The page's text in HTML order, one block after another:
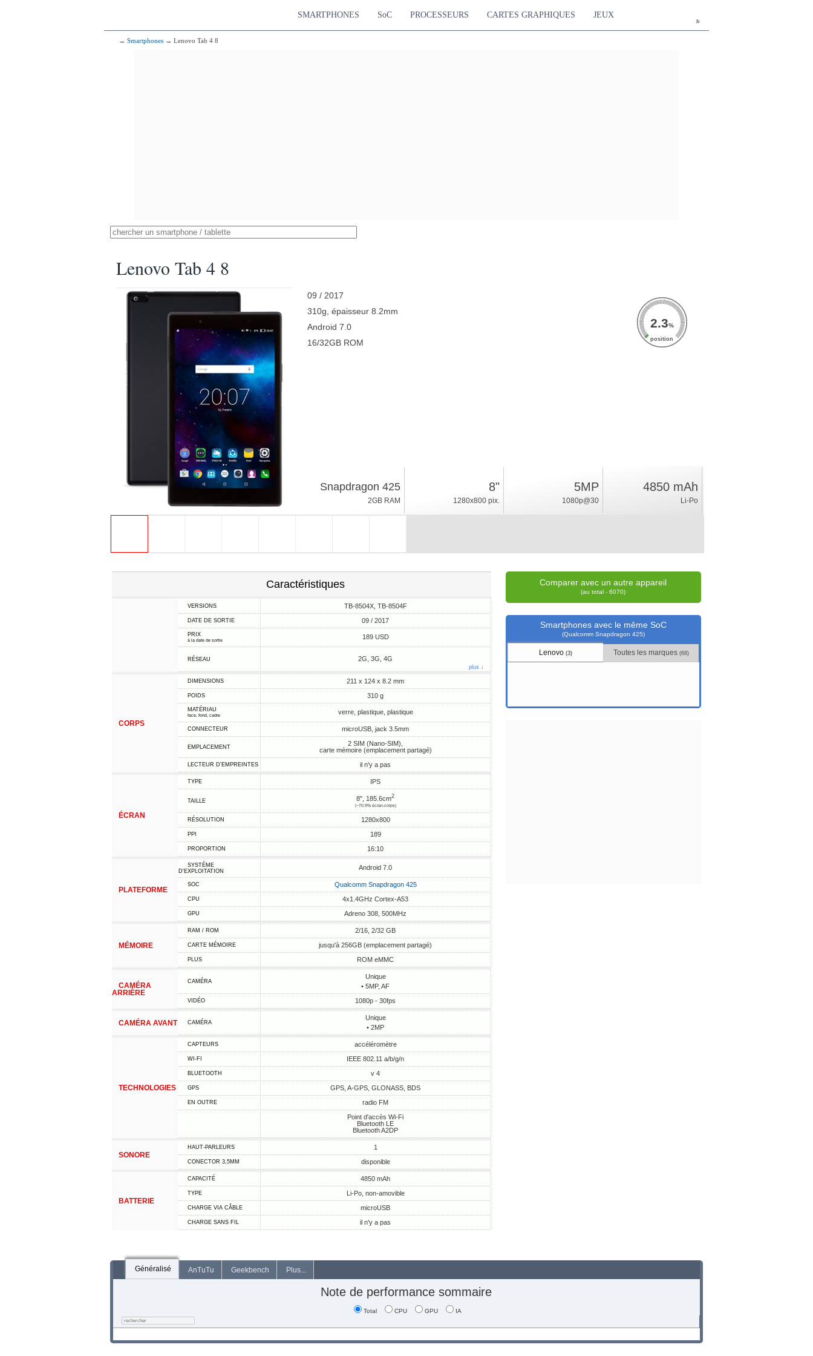
fr
SMARTPHONES SoC PROCESSEURS CARTES GRAPHIQUES JEUX
→ Smartphones → Lenovo Tab 4 8
Lenovo Tab 4 8
09 / 2017
310g, épaisseur 8.2mm
Android 7.0
16/32GB ROM
2.3%
position
Snapdragon 425
2GB RAM
8"
1280x800 pix.
5MP
1080p@30
4850 mAh
Li-Po
Caractéristiques
VERSIONS TB-8504X, TB-8504F
DATE DE SORTIE 09 / 2017
PRIX
à la date de sortie 189 USD
RÉSEAU 2G, 3G, 4G
plus ↓
CORPS
DIMENSIONS 211 x 124 x 8.2 mm
POIDS 310 g
MATÉRIAU
face, fond, cadre verre, plastique, plastique
CONNECTEUR microUSB, jack 3.5mm
EMPLACEMENT
2 SIM (Nano-SIM),
carte mémoire (emplacement partagé)
LECTEUR D'EMPREINTES il n'y a pas
ÉCRAN
TYPE IPS
TAILLE 8", 185.6cm2
(~70.9% écran-corps)
RÉSOLUTION 1280x800
PPI 189
PROPORTION 16:10
PLATEFORME
SYSTÈME
D'EXPLOITATION
Android 7.0
SOC Qualcomm Snapdragon 425
CPU 4x1.4GHz Cortex-A53
GPU Adreno 308, 500MHz
MÉMOIRE
RAM / ROM 2/16, 2/32 GB
CARTE MÉMOIRE jusqu'à 256GB (emplacement partagé)
PLUS ROM eMMC
CAMÉRA
ARRIÈRE
CAMÉRA
Unique
• 5MP, AF
VIDÉO 1080p - 30fps
CAMÉRA AVANT CAMÉRA
Unique
• 2MP
TECHNOLOGIES
CAPTEURS accéléromètre
WI-FI IEEE 802.11 a/b/g/n
BLUETOOTH v 4
GPS GPS, A-GPS, GLONASS, BDS
EN OUTRE
radio FM
Point d'accès Wi-Fi
Bluetooth LE
Bluetooth A2DP
SONORE
HAUT-PARLEURS 1
CONECTOR 3,5MM disponible
BATTERIE
CAPACITÉ 4850 mAh
TYPE Li-Po, non-amovible
CHARGE VIA CÂBLE microUSB
CHARGE SANS FIL il n'y a pas
Comparer avec un autre appareil
(au total - 6070)
Smartphones avec le même SoC
(Qualcomm Snapdragon 425)
Lenovo (3) Toutes les marques (68)
Généralisé AnTuTu Geekbench Plus...
Note de performance sommaire
Total CPU GPU IA